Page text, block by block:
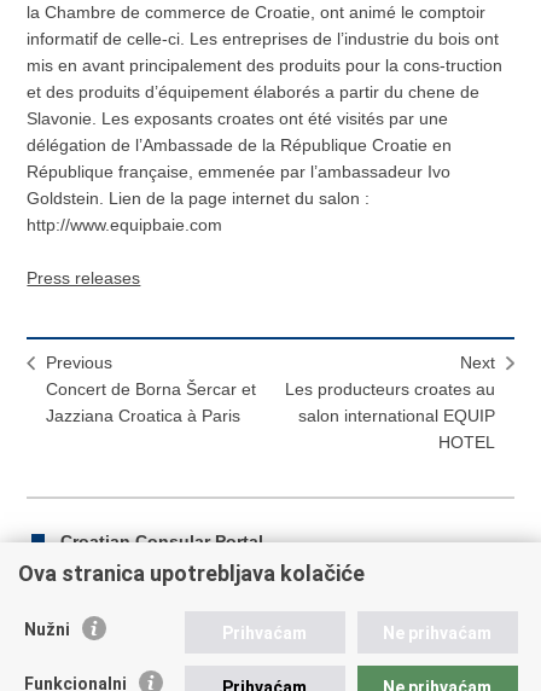
la Chambre de commerce de Croatie, ont animé le comptoir
informatif de celle-ci. Les entreprises de l’industrie du bois ont
mis en avant principalement des produits pour la cons-truction
et des produits d’équipement élaborés a partir du chene de
Slavonie. Les exposants croates ont été visités par une
délégation de l’Ambassade de la République Croatie en
République française, emmenée par l’ambassadeur Ivo
Goldstein. Lien de la page internet du salon :
http://www.equipbaie.com
Press releases
Previous
Concert de Borna Šercar et
Jazziana Croatica à Paris
Next
Les producteurs croates au
salon international EQUIP
HOTEL
Croatian Consular Portal
this
on
on
Ova stranica upotrebljava kolačiće
Nužni Prihvaćam Ne prihvaćam
Funkcionalni Prihvaćam Ne prihvaćam